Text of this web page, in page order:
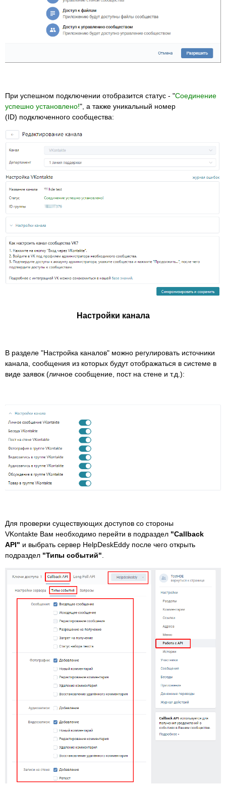
При успешном подключении отобразится статус - "Соединение
успешно установлено!", а также уникальный номер
(ID) подключенного сообщества:
Настройки канала
В разделе "Настройка каналов" можно регулировать источники
канала, сообщения из которых будут отображаться в системе в
виде заявок (личное сообщение, пост на стене и т.д.):
Для проверки существующих доступов со стороны
VKontakte Вам необходимо перейти в подраздел "Callback
API" и выбрать сервер HelpDeskEddy после чего открыть
подраздел "Типы событий"